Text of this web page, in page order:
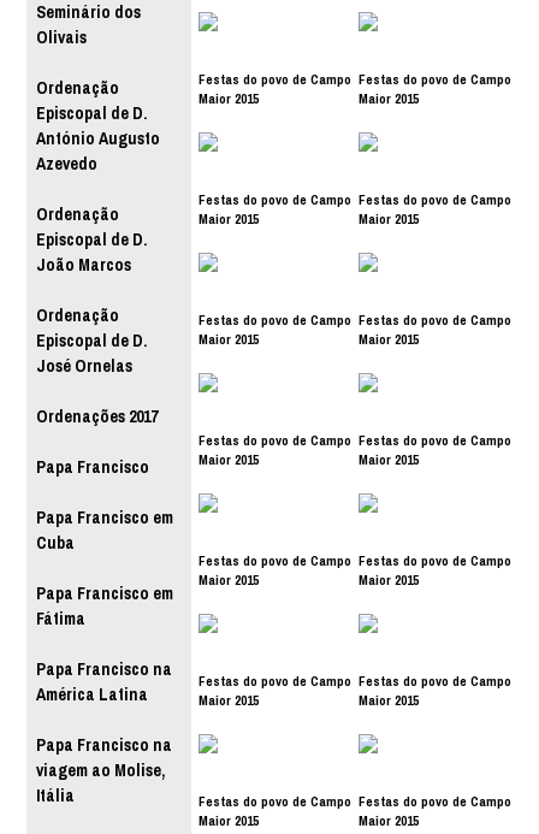
Seminário dos
Olivais
Ordenação
Episcopal de D.
António Augusto
Azevedo
Ordenação
Episcopal de D.
João Marcos
Ordenação
Episcopal de D.
José Ornelas
Ordenações 2017
Papa Francisco
Papa Francisco em
Cuba
Papa Francisco em
Fátima
Papa Francisco na
América Latina
Papa Francisco na
viagem ao Molise,
Itália
Festas do povo de Campo
Maior 2015
Festas do povo de Campo
Maior 2015
Festas do povo de Campo
Maior 2015
Festas do povo de Campo
Maior 2015
Festas do povo de Campo
Maior 2015
Festas do povo de Campo
Maior 2015
Festas do povo de Campo
Maior 2015
Festas do povo de Campo
Maior 2015
Festas do povo de Campo
Maior 2015
Festas do povo de Campo
Maior 2015
Festas do povo de Campo
Maior 2015
Festas do povo de Campo
Maior 2015
Festas do povo de Campo
Maior 2015
Festas do povo de Campo
Maior 2015